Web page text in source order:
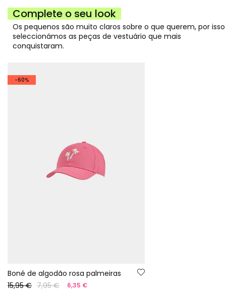
Complete o seu look
Os pequenos são muito claros sobre o que querem, por isso
seleccionámos as peças de vestuário que mais
conquistaram.
-60%
Boné de algodão rosa palmeiras
15,95 € 7,95 € 6,35 €